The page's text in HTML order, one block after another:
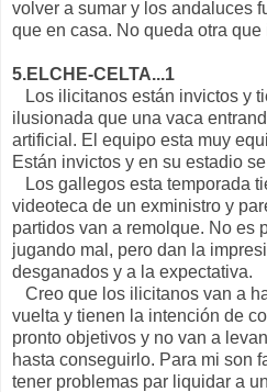
volver a sumar y los andaluces
que en casa. No queda otra que
5.ELCHE-CELTA...1
Los ilicitanos están invictos y
ilusionada que una vaca
artificial. El equipo esta muy
Están invictos y en su estadio
Los gallegos esta temporada
videoteca de un exministro y
partidos van a remolque. No es
jugando mal, pero dan la
desganados y a la expectativa.
Creo que los ilicitanos van a
vuelta y tienen la intención de
pronto objetivos y no van a
hasta conseguirlo. Para mi son
tener problemas par liquidar a